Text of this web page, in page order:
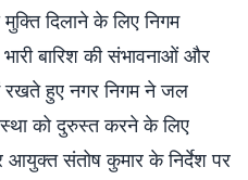
दिलाने के लिए निगम
बारिश की संभावनाओं और
रखते हुए नगर निगम ने जल
को दुरुस्त करने के लिए
आयुक्त संतोष कुमार के निर्देश पर